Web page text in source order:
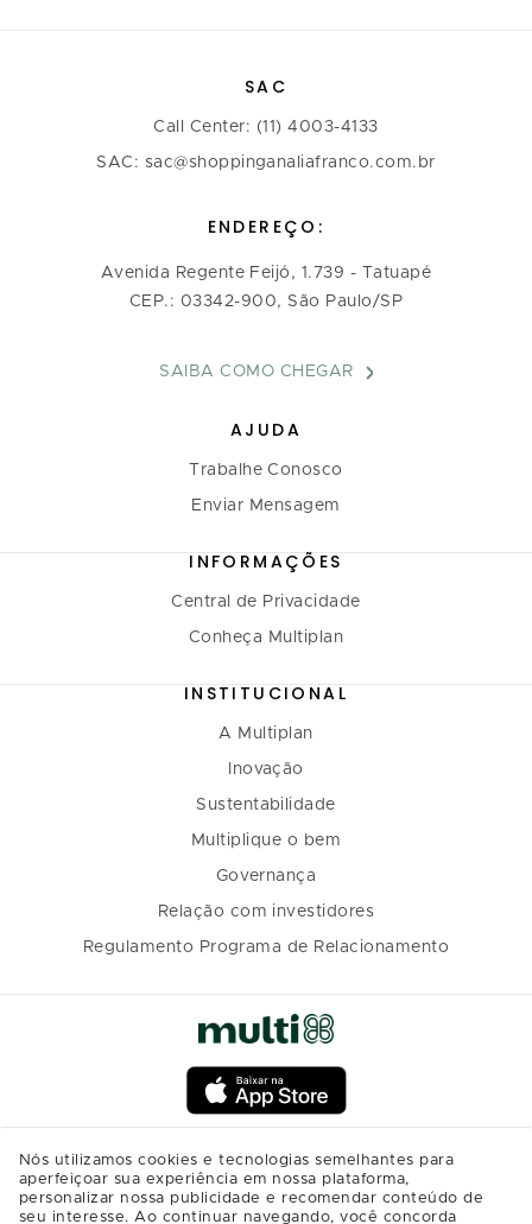
SAC
Call Center: (11) 4003-4133
SAC: sac@shoppinganaliafranco.com.br
ENDEREÇO:
Avenida Regente Feijó, 1.739 - Tatuapé
CEP.: 03342-900, São Paulo/SP
SAIBA COMO CHEGAR
AJUDA
Trabalhe Conosco
Enviar Mensagem
INFORMAÇÕES
Central de Privacidade
Conheça Multiplan
INSTITUCIONAL
A Multiplan
Inovação
Sustentabilidade
Multiplique o bem
Governança
Relação com investidores
Regulamento Programa de Relacionamento
Nós utilizamos cookies e tecnologias semelhantes para
aperfeiçoar sua experiência em nossa plataforma,
personalizar nossa publicidade e recomendar conteúdo de
seu interesse. Ao continuar navegando, você concorda